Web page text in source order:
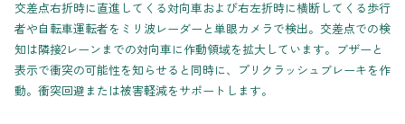
交差点右折時に直進してくる対向車および右左折時に横断してくる歩行
者や自転車運転者をミリ波レーダーと単眼カメラで検出。交差点での検
知は隣接2レーンまでの対向車に作動領域を拡大しています。ブザーと
表示で衝突の可能性を知らせると同時に、プリクラッシュブレーキを作
動。衝突回避または被害軽減をサポートします。